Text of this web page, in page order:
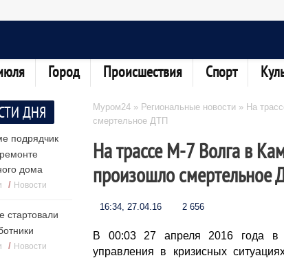
Город Происшествия Спорт
ДНЯ
подрядчик
дома
/ Новости
стартовали
/ Новости
Муром24 » Региональные новости » На
смертельное ДТП
На трассе М-7 Волга в
произошло смертельное
16:34, 27.04.16 2 656
В 00:03 27 апреля 2016 года в
управления в кризисных